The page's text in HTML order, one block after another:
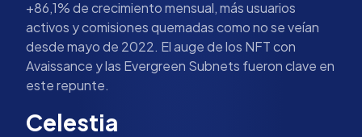
+86,1% de crecimiento mensual, más usuarios
activos y comisiones quemadas como no se veían
desde mayo de 2022. El auge de los NFT con
Avaissance y las Evergreen Subnets fueron clave en
este repunte.
Celestia